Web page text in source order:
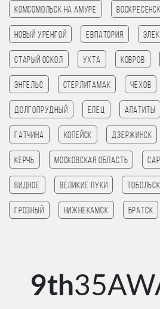
Комсомольск на амуре Воскресенск
Новый Уренгой Евпатория
Старый Оскол Ухта Ковров
Энгельс Стерлитамак Чехов
Долгопрудный Елец Апатиты
Гатчина Копейск Дзержинск
Керчь Московская Область
Видное Великие Луки Тобольск
Грозный Нижнекамск Братск
9th